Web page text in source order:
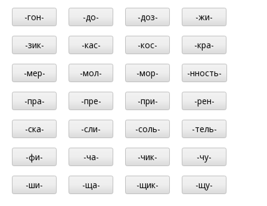
-гон- -до- -доз- -жи-
-зик- -кас- -кос- -кра-
-мер- -мол- -мор- -нность-
-пра- -пре- -при- -рен-
-ска- -сли- -соль- -тель-
-фи- -ча- -чик- -чу-
-ши- -ща- -щик- -щу-